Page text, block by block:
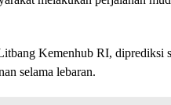
Kemenhub RI, diprediksi
selama lebaran.